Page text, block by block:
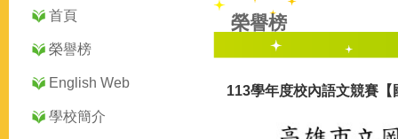
首頁
榮譽榜
English Web
學校簡介
榮譽榜
113學年度校內語文競賽